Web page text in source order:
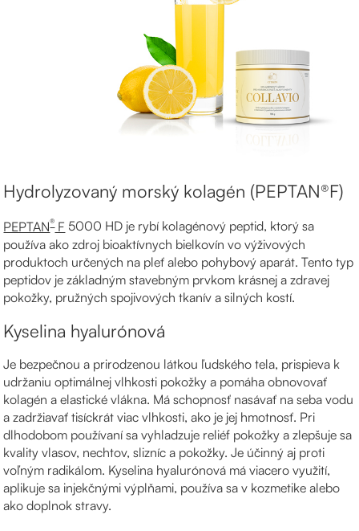
Hydrolyzovaný morský kolagén (PEPTAN®F)
PEPTAN®F 5000 HD je rybí kolagénový peptid, ktorý sa
používa ako zdroj bioaktívnych bielkovín vo výživových
produktoch určených na pleť alebo pohybový aparát. Tento typ
peptidov je základným stavebným prvkom krásnej a zdravej
pokožky, pružných spojivových tkanív a silných kostí.
Kyselina hyalurónová
Je bezpečnou a prirodzenou látkou ľudského tela, prispieva k
udržaniu optimálnej vlhkosti pokožky a pomáha obnovovať
kolagén a elastické vlákna. Má schopnosť nasávať na seba vodu
a zadržiavať tisíckrát viac vlhkosti, ako je jej hmotnosť. Pri
dlhodobom používaní sa vyhladzuje reliéf pokožky a zlepšuje sa
kvality vlasov, nechtov, slizníc a pokožky. Je účinný aj proti
voľným radikálom. Kyselina hyalurónová má viacero využití,
aplikuje sa injekčnými výplňami, používa sa v kozmetike alebo
ako doplnok stravy.